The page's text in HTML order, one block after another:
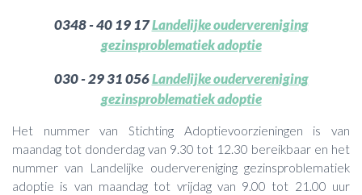
0348 - 40 19 17Landelijke oudervereniging
gezinsproblematiek adoptie
030 - 29 31 056Landelijke oudervereniging
gezinsproblematiek adoptie
Het nummer van Stichting Adoptievoorzieningen is van
maandag tot donderdag van 9.30 tot 12.30 bereikbaar en het
nummer van Landelijke oudervereniging gezinsproblematiek
adoptie is van maandag tot vrijdag van 9.00 tot 21.00 uur